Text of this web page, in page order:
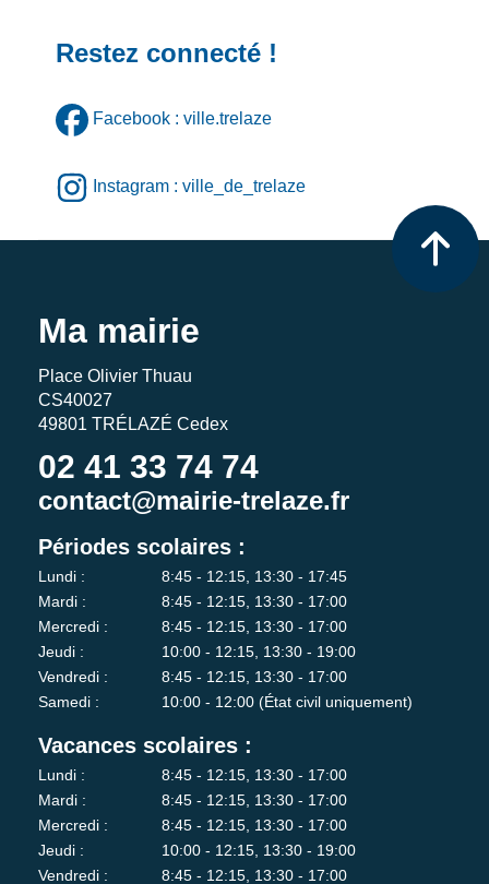
Restez connecté !
Facebook : ville.trelaze
Instagram : ville_de_trelaze
Ma mairie
Place Olivier Thuau
CS40027
49801 TRÉLAZÉ Cedex
02 41 33 74 74
contact@mairie-trelaze.fr
Périodes scolaires :
Lundi :
8:45 - 12:15, 13:30 - 17:45
Mardi :
8:45 - 12:15, 13:30 - 17:00
Mercredi :
8:45 - 12:15, 13:30 - 17:00
Jeudi :
10:00 - 12:15, 13:30 - 19:00
Vendredi :
8:45 - 12:15, 13:30 - 17:00
Samedi :
10:00 - 12:00 (État civil uniquement)
Vacances scolaires :
Lundi :
8:45 - 12:15, 13:30 - 17:00
Mardi :
8:45 - 12:15, 13:30 - 17:00
Mercredi :
8:45 - 12:15, 13:30 - 17:00
Jeudi :
10:00 - 12:15, 13:30 - 19:00
Vendredi :
8:45 - 12:15, 13:30 - 17:00